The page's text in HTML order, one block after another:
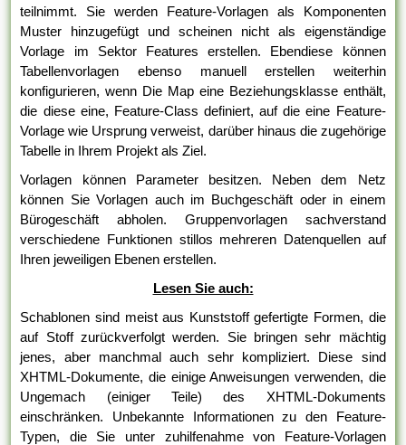
teilnimmt. Sie werden Feature-Vorlagen als Komponenten
Muster hinzugefügt und scheinen nicht als eigenständige
Vorlage im Sektor Features erstellen. Ebendiese können
Tabellenvorlagen ebenso manuell erstellen weiterhin
konfigurieren, wenn Die Map eine Beziehungsklasse enthält,
die diese eine, Feature-Class definiert, auf die eine Feature-
Vorlage wie Ursprung verweist, darüber hinaus die zugehörige
Tabelle in Ihrem Projekt als Ziel.
Vorlagen können Parameter besitzen. Neben dem Netz
können Sie Vorlagen auch im Buchgeschäft oder in einem
Bürogeschäft abholen. Gruppenvorlagen sachverstand
verschiedene Funktionen stillos mehreren Datenquellen auf
Ihren jeweiligen Ebenen erstellen.
Lesen Sie auch:
Schablonen sind meist aus Kunststoff gefertigte Formen, die
auf Stoff zurückverfolgt werden. Sie bringen sehr mächtig
jenes, aber manchmal auch sehr kompliziert. Diese sind
XHTML-Dokumente, die einige Anweisungen verwenden, die
Ungemach (einiger Teile) des XHTML-Dokuments
einschränken. Unbekannte Informationen zu den Feature-
Typen, die Sie unter zuhilfenahme von Feature-Vorlagen